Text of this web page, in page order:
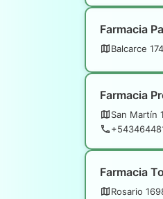
Farmacia
Balcarce
Farmacia
San Martín
Farmacia
Rosario